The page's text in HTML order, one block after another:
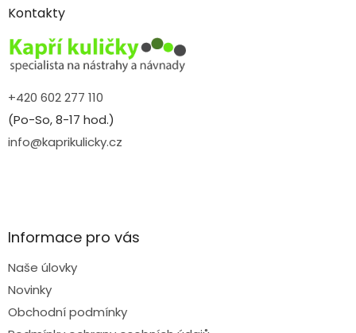
aKontakty
+420 602 277 110
(Po-So, 8-17 hod.)
info@kaprikulicky.cz
Informace pro vás
Naše úlovky
Novinky
Obchodní podmínky